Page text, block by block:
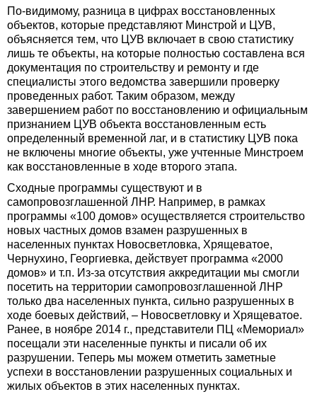
По-видимому, разница в цифрах восстановленных
объектов, которые представляют Минстрой и ЦУВ,
объясняется тем, что ЦУВ включает в свою статистику
лишь те объекты, на которые полностью составлена вся
документация по строительству и ремонту и где
специалисты этого ведомства завершили проверку
проведенных работ. Таким образом, между
завершением работ по восстановлению и официальным
признанием ЦУВ объекта восстановленным есть
определенный временной лаг, и в статистику ЦУВ пока
не включены многие объекты, уже учтенные Минстроем
как восстановленные в ходе второго этапа.
Сходные программы существуют и в
самопровозглашенной ЛНР. Например, в рамках
программы «100 домов» осуществляется строительство
новых частных домов взамен разрушенных в
населенных пунктах Новосветловка, Хрящеватое,
Чернухино, Георгиевка, действует программа «2000
домов» и т.п. Из-за отсутствия аккредитации мы смогли
посетить на территории самопровозглашенной ЛНР
только два населенных пункта, сильно разрушенных в
ходе боевых действий, – Новосветловку и Хрящеватое.
Ранее, в ноябре 2014 г., представители ПЦ «Мемориал»
посещали эти населенные пункты и писали об их
разрушении. Теперь мы можем отметить заметные
успехи в восстановлении разрушенных социальных и
жилых объектов в этих населенных пунктах.